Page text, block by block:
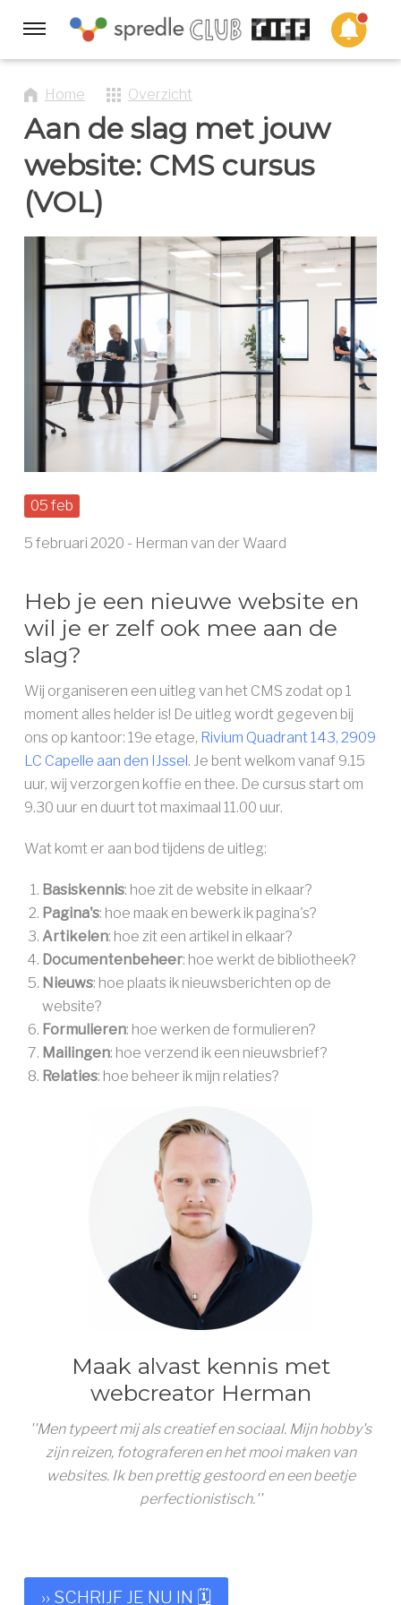
links
over
naar
de
inhoud
Spring
naar
navigatie
HOME
PROGRAMMA ☰
EVENTS
VIDEO
MAGAZINE
LID WORDEN ››
Navigatie
Home Overzicht
Aan de slag met jouw
website: CMS cursus
(VOL)
05 feb
5 februari 2020 - Herman van der Waard
Heb je een nieuwe website en
wil je er zelf ook mee aan de
slag?
Wij organiseren een uitleg van het CMS zodat op 1
moment alles helder is! De uitleg wordt gegeven bij
ons op kantoor: 19e etage, Rivium Quadrant 143, 2909
LC Capelle aan den IJssel. Je bent welkom vanaf 9.15
uur, wij verzorgen koffie en thee. De cursus start om
9.30 uur en duurt tot maximaal 11.00 uur.
Wat komt er aan bod tijdens de uitleg:
Basiskennis: hoe zit de website in elkaar?
Pagina's: hoe maak en bewerk ik pagina's?
Artikelen: hoe zit een artikel in elkaar?
Documentenbeheer: hoe werkt de bibliotheek?
Nieuws: hoe plaats ik nieuwsberichten op de
website?
Formulieren: hoe werken de formulieren?
Mailingen: hoe verzend ik een nieuwsbrief?
Relaties: hoe beheer ik mijn relaties?
Maak alvast kennis met
webcreator Herman
''Men typeert mij als creatief en sociaal. Mijn hobby's
zijn reizen, fotograferen en het mooi maken van
websites. Ik ben prettig gestoord en een beetje
perfectionistisch.''
›› SCHRIJF JE NU IN 🗓